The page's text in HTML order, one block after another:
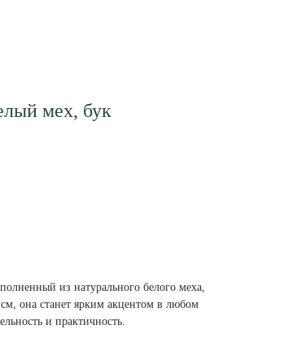
мех, бук
из натурального белого меха,
она станет ярким акцентом в любом
и практичность.